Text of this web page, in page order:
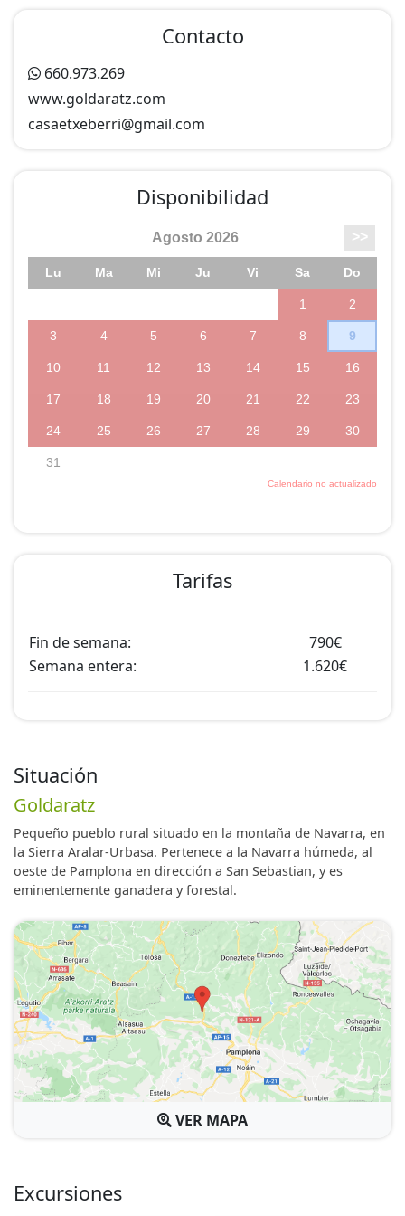
- Exterior: Terraza de acceso, terraza con mobiliario,
jardín equipado y actividades de agroturismo (según
disponibilidad de los propietarios).
Contacto
660.973.269
www.goldaratz.com
casaetxeberri@gmail.com
Disponibilidad
Situación
Goldaratz
Pequeño pueblo rural situado en la montaña de Navarra, en
la Sierra Aralar-Urbasa. Pertenece a la Navarra húmeda, al
oeste de Pamplona en dirección a San Sebastian, y es
eminentemente ganadera y forestal.
VER MAPA
Excursiones
Tarifas
Fin de semana:
790€
Semana entera:
1.620€